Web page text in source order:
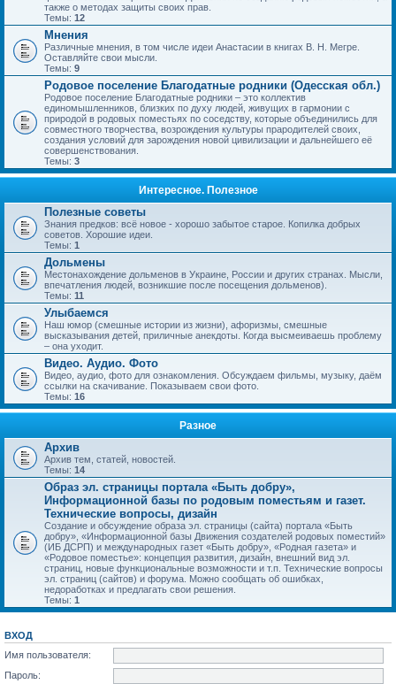
также о методах защиты своих прав.
Темы: 12
Мнения
Различные мнения, в том числе идеи Анастасии в книгах В. Н. Мегре.
Оставляйте свои мысли.
Темы: 9
Родовое поселение Благодатные родники (Одесская обл.)
Родовое поселение Благодатные родники – это коллектив
единомышленников, близких по духу людей, живущих в гармонии с
природой в родовых поместьях по соседству, которые объединились для
совместного творчества, возрождения культуры прародителей своих,
создания условий для зарождения новой цивилизации и дальнейшего её
совершенствования.
Темы: 3
Интересное. Полезное
Полезные советы
Знания предков: всё новое - хорошо забытое старое. Копилка добрых
советов. Хорошие идеи.
Темы: 1
Дольмены
Местонахождение дольменов в Украине, России и других странах. Мысли,
впечатления людей, возникшие после посещения дольменов).
Темы: 11
Улыбаемся
Наш юмор (смешные истории из жизни), афоризмы, смешные
высказывания детей, приличные анекдоты. Когда высмеиваешь проблему
– она уходит.
Видео. Аудио. Фото
Видео, аудио, фото для ознакомления. Обсуждаем фильмы, музыку, даём
ссылки на скачивание. Показываем свои фото.
Темы: 16
Разное
Архив
Архив тем, статей, новостей.
Темы: 14
Образ эл. страницы портала «Быть добру»,
Информационной базы по родовым поместьям и газет.
Технические вопросы, дизайн
Создание и обсуждение образа эл. страницы (сайта) портала «Быть
добру», «Информационной базы Движения создателей родовых поместий»
(ИБ ДСРП) и международных газет «Быть добру», «Родная газета» и
«Родовое поместье»: концепция развития, дизайн, внешний вид эл.
страниц, новые функциональные возможности и т.п. Технические вопросы
эл. страниц (сайтов) и форума. Можно сообщать об ошибках,
недоработках и предлагать свои решения.
Темы: 1
ВХОД
Имя пользователя:
Пароль: